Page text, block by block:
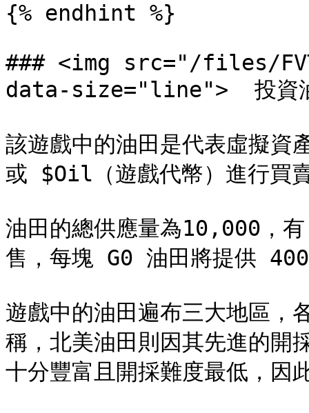
{% endhint %}
### <img src="/files/
data-size="line">  投資
該遊戲中的油田是代表虛擬
或 $Oil（遊戲代幣）進行買
油田的總供應量為10,000，
售，每塊 G0 油田將提供
遊戲中的油田遍布三大地區，
稱，北美油田則因其先進的開
十分豐富且開採難度最低，因